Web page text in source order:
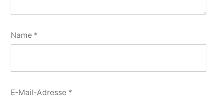
Name *
E-Mail-Adresse *